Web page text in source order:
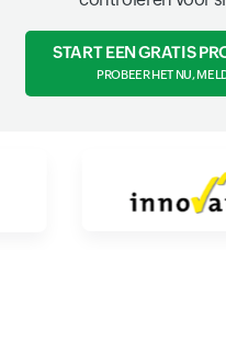
START EEN GRATIS
PROBEER HET NU,